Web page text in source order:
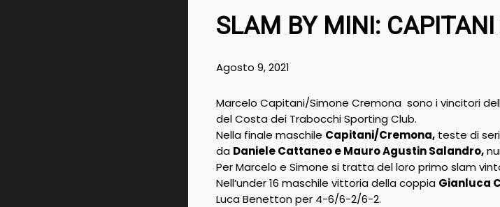
SLAM BY MINI: CAPITANI
Agosto 9, 2021
Marcelo Capitani/Simone Cremona sono i vincitori
del Costa dei Trabocchi Sporting Club.
Nella finale maschile Capitani/Cremona,teste di
da Daniele Cattaneo e Mauro Agustin Salandro,
Per Marcelo e Simone si tratta del loro primo slam
Nell’under 16 maschile vittoria della coppia Gianluca
Luca Benetton per 4-6/6-2/6-2.